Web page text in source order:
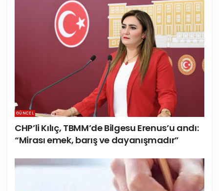
GÜNCEL
CHP’li Kılıç, TBMM’de Bilgesu Erenus’u andı:
“Mirası emek, barış ve dayanışmadır”